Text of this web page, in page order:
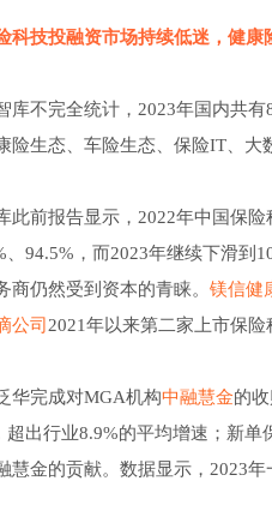
科技投融资市场持续低迷，健康
库不完全统计，2023年国内共
险生态、车险生态、保险IT、大
此前报告显示，2022年中国保
、94.5%，而2023年继续下滑到
商仍然受到资本的青睐。 镁信健
公司2021年以来第二家上市保险
华完成对MGA机构中融慧金的
超出行业8.9%的平均增速；新
慧金的贡献。数据显示，2023年